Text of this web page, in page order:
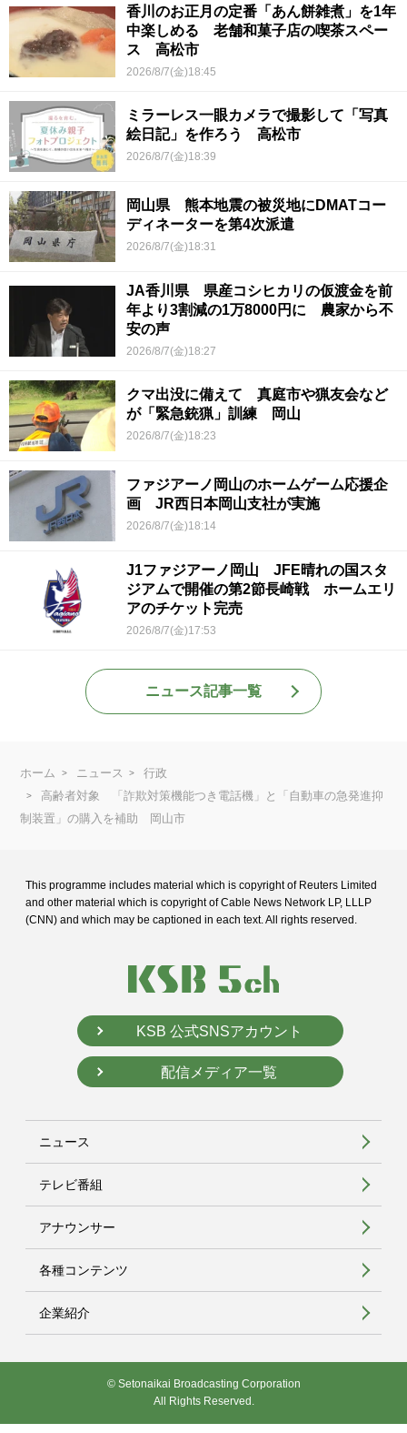
香川のお正月の定番「あん餅雑煮」を1年
中楽しめる 老舗和菓子店の喫茶スペー
ス 高松市
2026/8/7(金)18:45
ミラーレス一眼カメラで撮影して「写真
絵日記」を作ろう 高松市
2026/8/7(金)18:39
岡山県 熊本地震の被災地にDMATコー
ディネーターを第4次派遣
2026/8/7(金)18:31
JA香川県 県産コシヒカリの仮渡金を前
年より3割減の1万8000円に 農家から不
安の声
2026/8/7(金)18:27
クマ出没に備えて 真庭市や猟友会など
が「緊急銃猟」訓練 岡山
2026/8/7(金)18:23
ファジアーノ岡山のホームゲーム応援企
画 JR西日本岡山支社が実施
2026/8/7(金)18:14
J1ファジアーノ岡山 JFE晴れの国スタ
ジアムで開催の第2節長崎戦 ホームエリ
アのチケット完売
2026/8/7(金)17:53
ニュース記事一覧
ホーム ニュース
行政
高齢者対象 「詐欺対策機能つき電話機」と「自動車の急発進抑
制装置」の購入を補助 岡山市
This programme includes material which is copyright of Reuters Limited
and other material which is copyright of Cable News Network LP, LLLP
(CNN) and which may be captioned in each text. All rights reserved.
KSB 公式SNSアカウント
配信メディア一覧
ニュース
テレビ番組
アナウンサー
各種コンテンツ
企業紹介
© Setonaikai Broadcasting Corporation
All Rights Reserved.